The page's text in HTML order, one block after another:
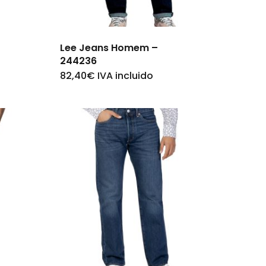
the
product
Lee Jeans Homem –
244236
82,40€ IVA incluido
This
has
multiple
variants.
The
options
be
chosen